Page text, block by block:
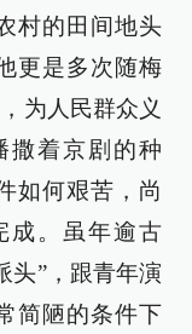
村的田间地头
更是多次随梅
为人民群众义
撒着京剧的种
如何艰苦，尚
成。虽年逾古
头”，跟青年演
简陋的条件下